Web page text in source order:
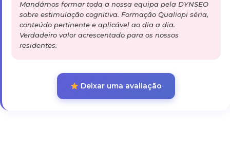
Mandámos formar toda a nossa equipa pela DYNSEO
sobre estimulação cognitiva. Formação Qualiopi séria,
conteúdo pertinente e aplicável ao dia a dia.
Verdadeiro valor acrescentado para os nossos
residentes.
Deixar uma avaliação